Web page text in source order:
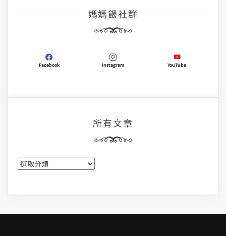
媽媽餵社群
Facebook Instagram YouTube
所有文章
所
有
章